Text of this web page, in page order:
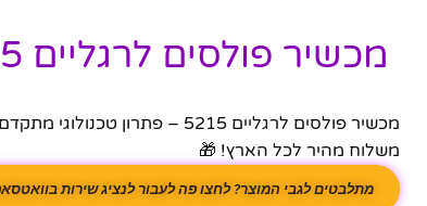
מכשיר פולסים לרגליים 5215
מכשיר פולסים לרגליים 5215
משלוח מהיר לכל הארץ! 🎁
מתלבטים לגבי המוצר? לחצו פה לעבור לנציג שירות